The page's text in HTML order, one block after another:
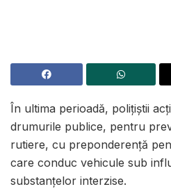
În ultima perioadă, polițiștii
drumurile publice, pentru
rutiere, cu preponderență
care conduc vehicule sub
substanțelor interzise.